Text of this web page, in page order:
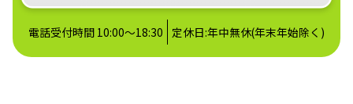
電話受付時間 10:00～18:30 定休日:年中無休(年末年始除く)